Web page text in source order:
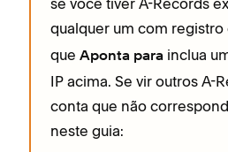
qualquer um com registro
que Aponta para inclua
IP acima. Se vir outros A-
conta que não
neste guia: